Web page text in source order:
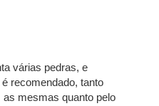
várias pedras, e
recomendado, tanto
mesmas quanto pelo